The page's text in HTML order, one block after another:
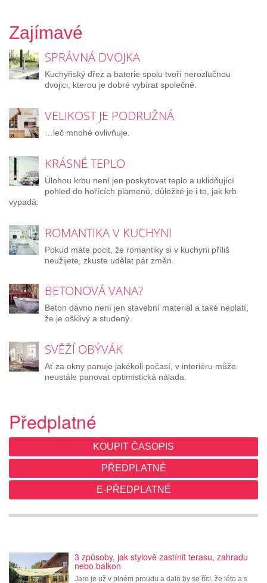
Zajímavé
SPRÁVNÁ DVOJKA
Kuchyňský dřez a baterie spolu tvoří nerozlučnou
dvojici, kterou je dobré vybírat společně.
VELIKOST JE PODRUŽNÁ
…leč mnohé ovlivňuje.
KRÁSNÉ TEPLO
Úlohou krbu není jen poskytovat teplo a uklidňující
pohled do hořících plamenů, důležité je i to, jak krb
vypadá.
ROMANTIKA V KUCHYNI
Pokud máte pocit, že romantiky si v kuchyni příliš
neužijete, zkuste udělat pár změn.
BETONOVÁ VANA?
Beton dávno není jen stavební materiál a také neplatí,
že je ošklivý a studený.
SVĚŽÍ OBÝVÁK
Ať za okny panuje jakékoli počasí, v interiéru může
neustále panovat optimistická nálada.
Předplatné
KOUPIT ČASOPIS
PŘEDPLATNÉ
E-PŘEDPLATNÉ
3 způsoby, jak stylově zastínit terasu, zahradu
nebo balkon
Jaro je už v plném proudu a dalo by se říci, že léto a s